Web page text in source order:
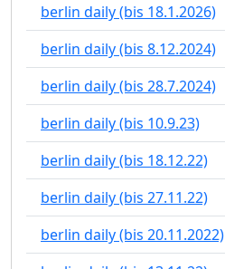
berlin daily (bis 18.1.2026)
berlin daily (bis 8.12.2024)
berlin daily (bis 28.7.2024)
berlin daily (bis 10.9.23)
berlin daily (bis 18.12.22)
berlin daily (bis 27.11.22)
berlin daily (bis 20.11.2022)